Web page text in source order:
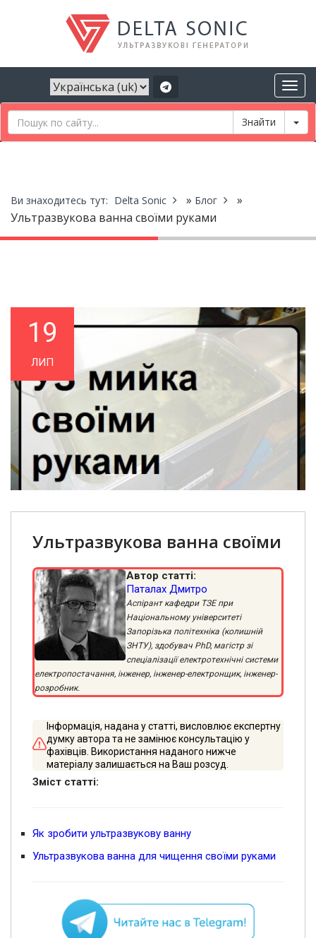
Ви знаходитесь тут: Delta Sonic » Блог
»
Ультразвукова ванна своїми руками
19
ЛИП
Ультразвукова ванна своїми
руками
Автор статті:
Паталах Дмитро
Аспірант кафедри ТЗЕ при
Національному університеті
Запорізька політехніка (колишній
ЗНТУ), здобувач PhD, магістр зі
спеціалізації електротехнічні системи
електропостачання, інженер, інженер-електронщик, інженер-
розробник.
Інформація, надана у статті, висловлює експертну
думку автора та не замінює консультацію у
фахівців. Використання наданого нижче
матеріалу залишається на Ваш розсуд.
Зміст статті:
Як зробити ультразвукову ванну
Ультразвукова ванна для чищення своїми руками